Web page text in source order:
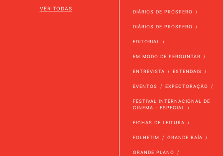
VER TODAS
DIÁRIOS DE PRÓSPERO
DIÁRIOS DE PRÓSPERO
EDITORIAL
EM MODO DE PERGUNTAR
ENTREVISTA ESTENDAIS
EVENTOS EXPECTORAÇÃO
FESTIVAL INTERNACIONAL DE
CINEMA - ESPECIAL
FICHAS DE LEITURA
FOLHETIM GRANDE BAÍA
GRANDE PLANO